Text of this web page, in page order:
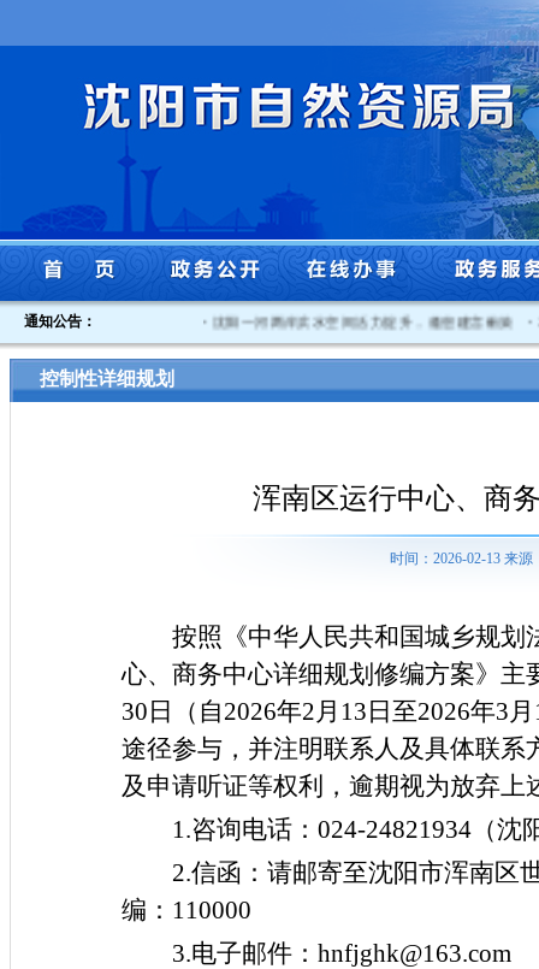
通知公告： 沈阳一河两岸滨水空间活力提升，邀您建言献策 ·2025年
控制性详细规划
浑南区运行中心、商
时间：2026-02-13 来
按照《中华人民共和国城乡规
心、商务中心详细规划修编方案》
30日（自2026年2月 13 日至2026年3月
途径参与，并注明联系人及具体联
及申请听证等权利，逾期视为放弃上
1.咨询电话：024-24821934（
2.信函：请邮寄至沈阳市浑南区
编：110000
3.电子邮件：hnfjghk@163.com